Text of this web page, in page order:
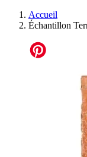
Accueil
Échantillon